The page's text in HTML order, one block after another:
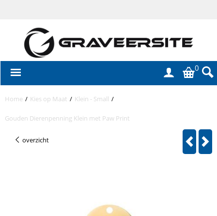
0
Home / Kies op Maat / Klein - Small /
Gouden Dierenpenning Klein met Paw Print
overzicht